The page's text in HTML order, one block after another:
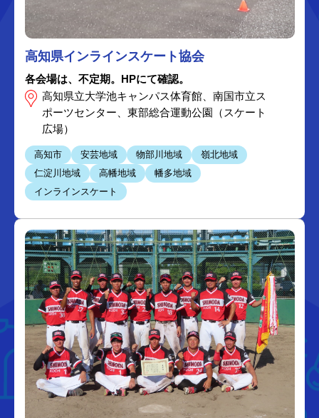
高知県インラインスケート協会
各会場は、不定期。HPにて確認。
高知県立大学池キャンパス体育館、南国市立ス
ポーツセンター、東部総合運動公園（スケート
広場）
高知市 安芸地域 物部川地域
嶺北地域
仁淀川地域
高幡地域
幡多地域
インラインスケート